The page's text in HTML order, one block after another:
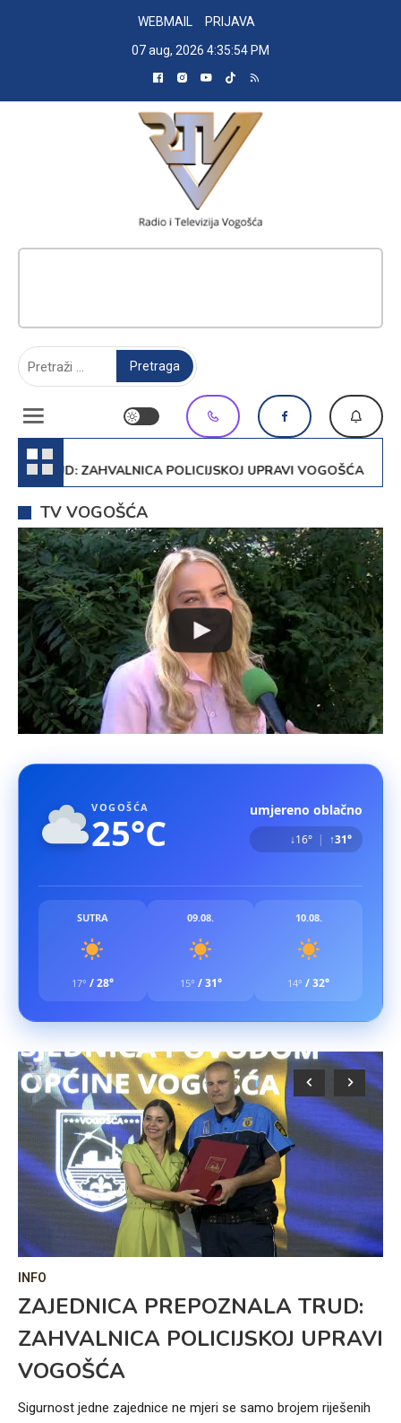
WEBMAIL
PRIJAVA
07 aug, 2026 4:35:56 PM
TRUD: ZAHVALNICA POLICIJSKOJ UPRAVI VOGOŠĆA
TV VOGOŠĆA
VOGOŠĆA
25°C umjereno oblačno
↓16° | ↑31°
SUTRA
17° /28°
09.08.
15° / 31°
10.08.
14° /32°
INFO
ZAJEDNICA PREPOZNALA TRUD:
ZAHVALNICA POLICIJSKOJ UPRAVI
VOGOŠĆA
Sigurnost jedne zajednice ne mjeri se samo brojem riješenih